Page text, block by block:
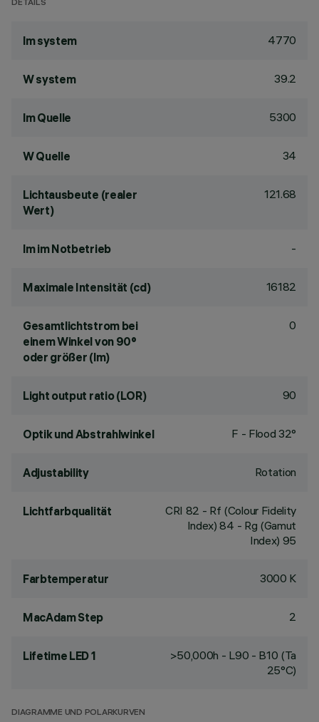
DETAILS
lm system 4770
W system 39.2
lm Quelle 5300
W Quelle 34
Lichtausbeute (realer
Wert)
121.68
lm im Notbetrieb -
Maximale Intensität (cd) 16182
Gesamtlichtstrom bei
einem Winkel von 90°
oder größer (lm)
0
Light output ratio (LOR) 90
Optik und Abstrahlwinkel F - Flood 32°
Adjustability Rotation
Lichtfarbqualität CRI 82 - Rf (Colour Fidelity
Index) 84 - Rg (Gamut
Index) 95
Farbtemperatur 3000 K
MacAdam Step 2
Lifetime LED 1
>50,000h - L90 - B10 (Ta
25°C)
DIAGRAMME UND POLARKURVEN